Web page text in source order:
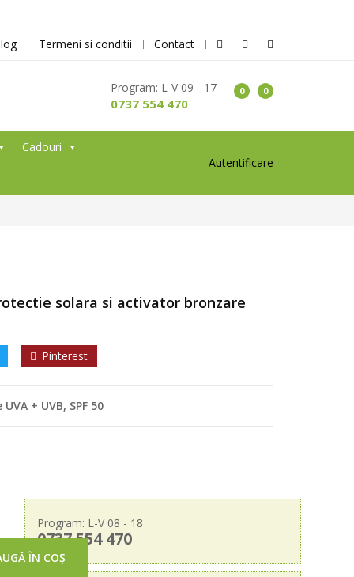
Termeni si conditii Contact
Program: L-V 09 - 17
0737 554 470
0 0
Cadouri
Autentificare
solara si activator bronzare
Pinterest
+ UVB, SPF 50
Program: L-V 08 - 18
0737 554 470
ÎN COȘ